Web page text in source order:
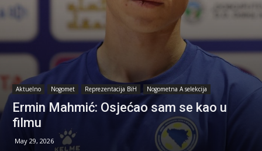
Aktuelno Nogomet Reprezentacija BiH Nogometna A selekcija
Ermin Mahmić: Osjećao sam se kao u
filmu
May 29, 2026